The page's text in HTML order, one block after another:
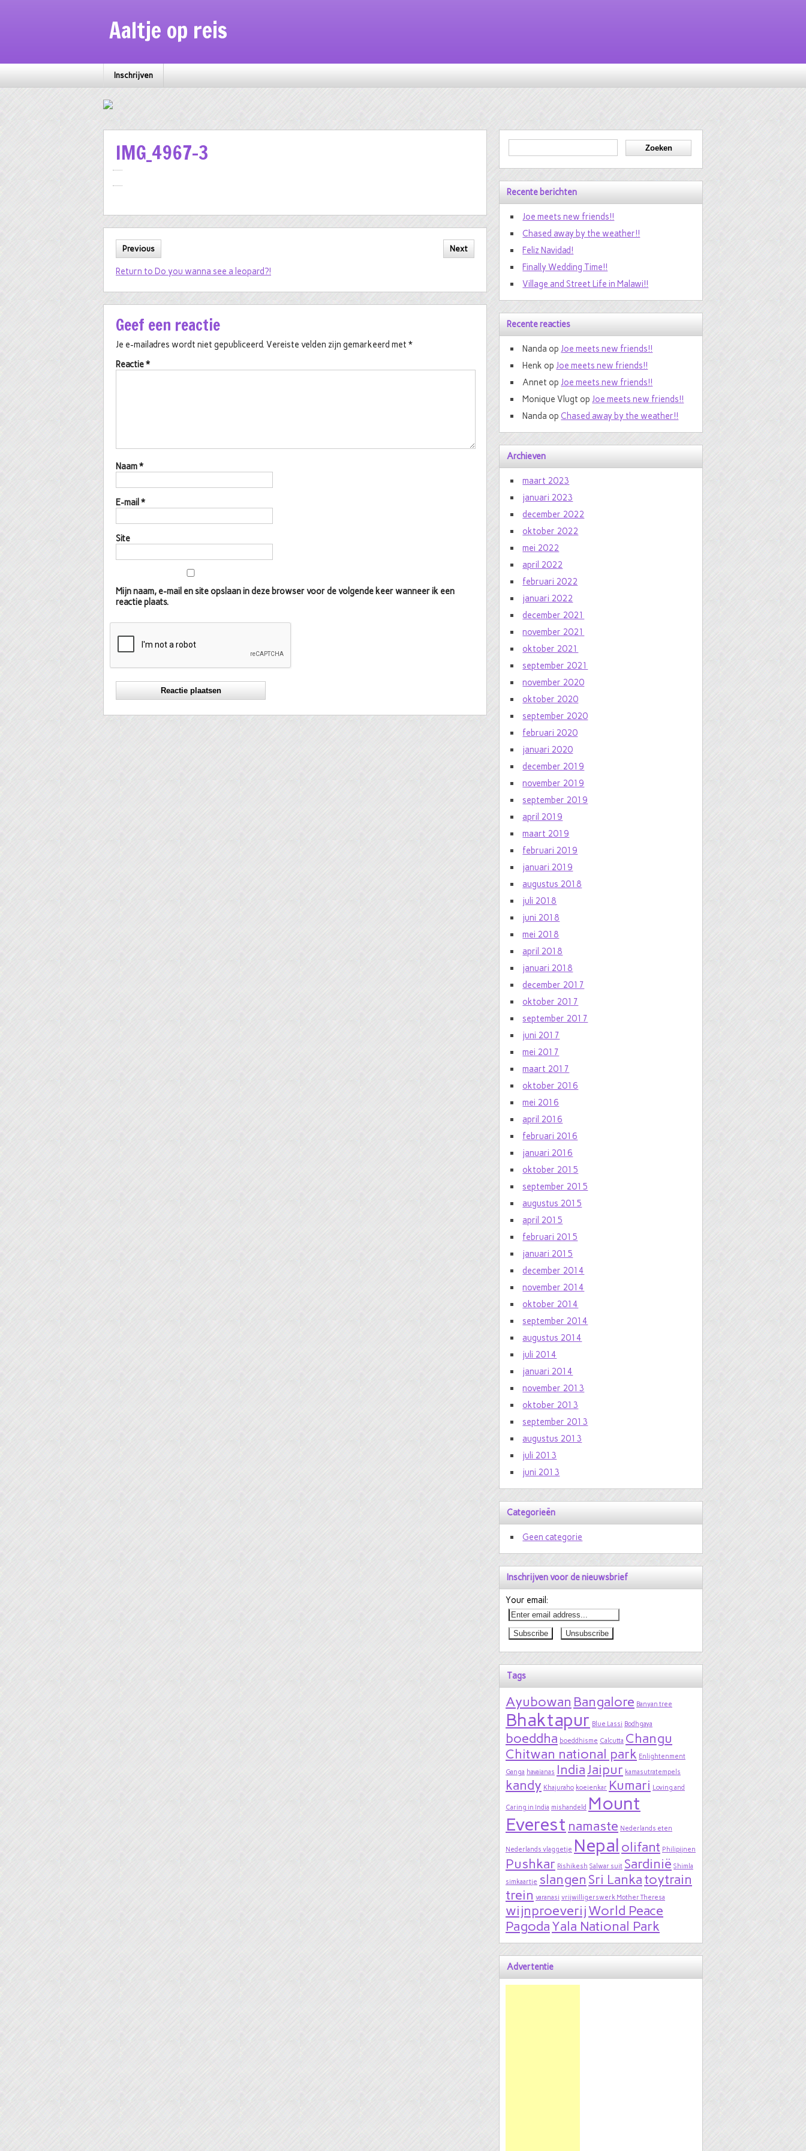
Aaltje op reis
Inschrijven
IMG_4967-3
Previous Next
Return to Do you wanna see a leopard?!
Geef een reactie
Je e-mailadres wordt niet gepubliceerd. Vereiste velden zijn gemarkeerd met *
Reactie*
Naam*
E-mail *
Site
Mijn naam, e-mail en site opslaan in deze browser voor de volgende keer wanneer ik een
reactie plaats.
Recente berichten
Joe meets new friends!!
Chased away by the weather!!
Feliz Navidad!
Finally Wedding Time!!
Village and Street Life in Malawi!!
Recente reacties
Nanda opJoe meets new friends!!
Henk opJoe meets new friends!!
Annet opJoe meets new friends!!
Monique Vlugt opJoe meets new friends!!
Nanda opChased away by the weather!!
Archieven
maart 2023
januari 2023
december 2022
oktober 2022
mei 2022
april 2022
februari 2022
januari 2022
december 2021
november 2021
oktober 2021
september 2021
november 2020
oktober 2020
september 2020
februari 2020
januari 2020
december 2019
november 2019
september 2019
april 2019
maart 2019
februari 2019
januari 2019
augustus 2018
juli 2018
juni 2018
mei 2018
april 2018
januari 2018
december 2017
oktober 2017
september 2017
juni 2017
mei 2017
maart 2017
oktober 2016
mei 2016
april 2016
februari 2016
januari 2016
oktober 2015
september 2015
augustus 2015
april 2015
februari 2015
januari 2015
december 2014
november 2014
oktober 2014
september 2014
augustus 2014
juli 2014
januari 2014
november 2013
oktober 2013
september 2013
augustus 2013
juli 2013
juni 2013
Categorieën
Geen categorie
Inschrijven voor de nieuwsbrief
Your email:
Tags
Ayubowan Bangalore Banyan tree
Bhaktapur Blue Lassi Bodhgaya
boeddha boeddhisme Calcutta Changu
Chitwan national park Enlightenment
Ganga havaianas IndiaJaipur kamasutratempels
kandy Khajuraho koeienkar Kumari Loving and
Caring in India mishandeld Mount
Everest namaste Nederlands eten
Nederlands vlaggetje Nepal olifant Philipijnen
Pushkar Rishikesh Salwar suit Sardinië Shimla
simkaartje slangen Sri Lankatoytrain
trein varanasi vrijwilligerswerk Mother Theresa
wijnproeverijWorld Peace
PagodaYala National Park
Advertentie